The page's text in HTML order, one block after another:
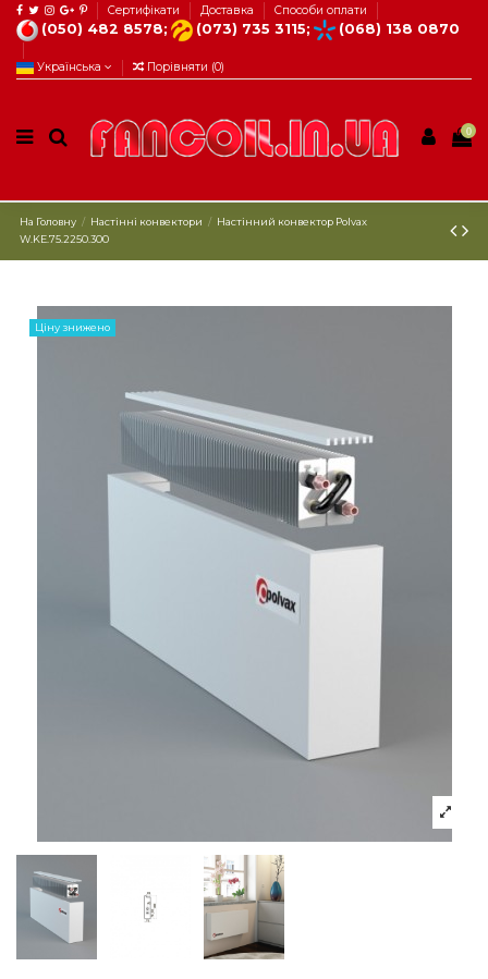
Сертифікати Доставка Способи оплати
(050) 482 8578; (073) 735 3115; (068) 138 0870
Українська Порівняти (0)
0
На Головну Настінні конвектори
Настінний конвектор Polvax
W.KE.75.2250.300
Ціну знижено